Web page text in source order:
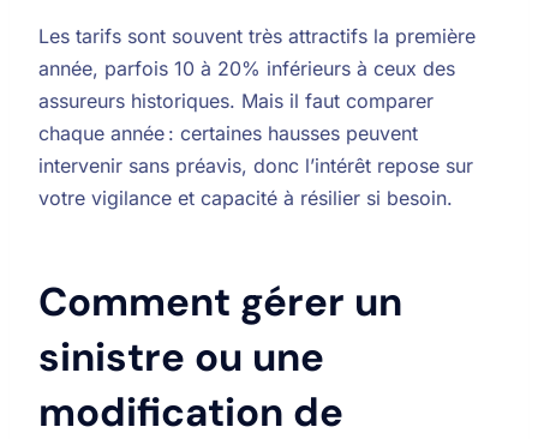
Les tarifs sont souvent très attractifs la première
année, parfois 10 à 20% inférieurs à ceux des
assureurs historiques. Mais il faut comparer
chaque année : certaines hausses peuvent
intervenir sans préavis, donc l’intérêt repose sur
votre vigilance et capacité à résilier si besoin.
Comment gérer un
sinistre ou une
modification de